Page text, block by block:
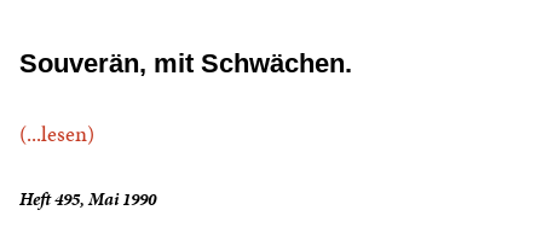
Souverän, mit Schwächen.
(...lesen)
Heft 495, Mai 1990